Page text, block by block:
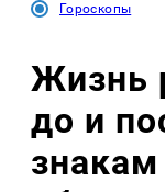
Гороскопы
Жизнь
до и